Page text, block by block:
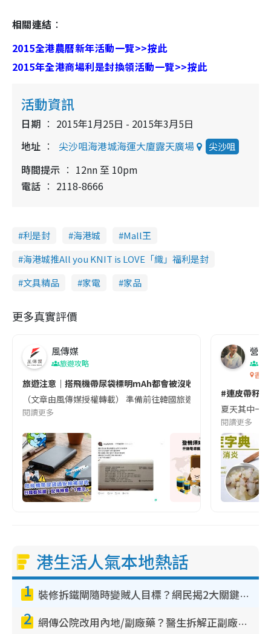
相關連結 ：
2015全港農曆新年活動一覽>>按此
2015年全港商場利是封換領活動一覽>>按此
活動資訊
日期
2015年1月25日 - 2015年3月5日
地址
尖沙咀海港城海運大廈露天廣場 尖沙咀
時間提示
12nn 至 10pm
電話
2118-8666
利是封 海港城
Mall王
海港城推All you KNIT is LOVE「織」福利是封
文具精品
家電 家品
更多真實評價
風傳媒
旅遊攻略
旅遊注意｜搭飛機帶尿袋標明mAh都會被沒收😱出發前切記檢查
（文章由風傳媒授權轉載） 準備前往韓國旅遊的民眾，近期要
閱讀更多
營養
香港
#連皮帶籽
夏天其中一
閱讀更多
港生活人氣本地熱話
1 裝修拆鐵閘隨時變賊人目標？網民揭2大關鍵用途：裝新式等於白裝？附新舊鐵閘分別
2 網傳公院改用內地/副廠藥？醫生拆解正副廠分別 揭4類人換藥隨時出事